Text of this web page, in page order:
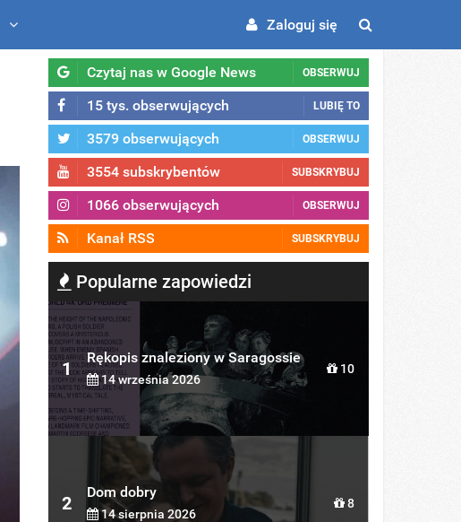
Zaloguj się
Czytaj nas w Google News OBSERWUJ
15 tys. obserwujących LUBIĘ TO
3579 obserwujących OBSERWUJ
3554 subskrybentów SUBSKRYBUJ
1066 obserwujących OBSERWUJ
Kanał RSS SUBSKRYBUJ
Popularne zapowiedzi
1
Rękopis znaleziony w Saragossie
14 września 2026
10
2
Dom dobry
14 sierpnia 2026
8